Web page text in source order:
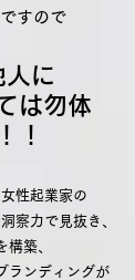
すので
人に
は勿体
！
性起業家の
察力で見抜き、
構築、
ランディングが